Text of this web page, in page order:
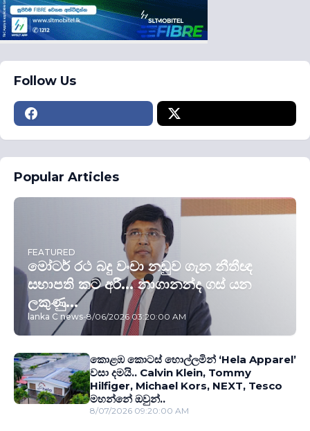
Follow Us
Popular Articles
FEATURED
මෝටර් රථ බදු වංචා නඩුව ගැන නීතීඥ
සභාපති කට අරී... නාගානන්ද ගස් යන
ලකුණු...
lanka C news-8/06/2026 03:20:00 AM
කොළඹ කොටස් හොල්ලමින් ‘Hela Apparel’
වසා දමයි.. Calvin Klein, Tommy
Hilfiger, Michael Kors, NEXT, Tesco
මහන්නේ ඔවුන්..
8/07/2026 09:20:00 AM